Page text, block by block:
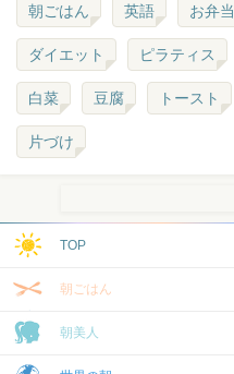
朝ごはん 英語 お弁当
ダイエット ピラティス
白菜 豆腐 トースト
片づけ
TOP
朝ごはん
朝美人